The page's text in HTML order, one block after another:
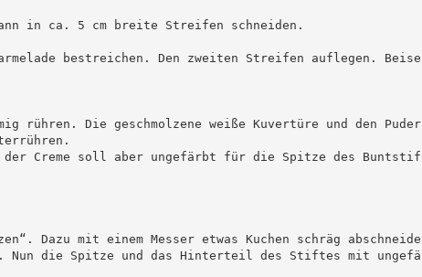
in ca. 5 cm breite Streifen schneiden.
bestreichen. Den zweiten Streifen auflegen. Beise
rühren. Die geschmolzene weiße Kuvertüre und den Puder
der Creme soll aber ungefärbt für die Spitze des Buntstif
Dazu mit einem Messer etwas Kuchen schräg abschneide
Nun die Spitze und das Hinterteil des Stiftes mit ungefä